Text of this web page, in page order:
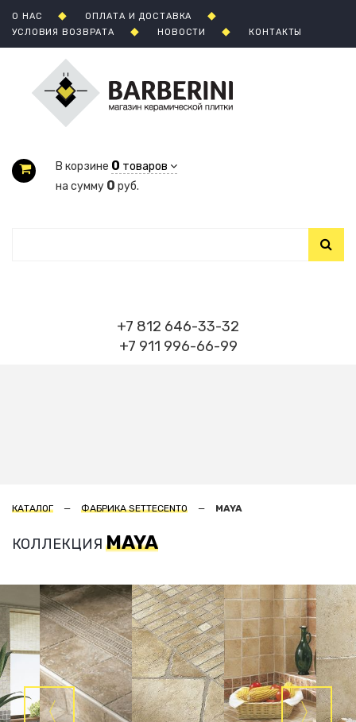
О НАС
ОПЛАТА И ДОСТАВКА
УСЛОВИЯ ВОЗВРАТА
НОВОСТИ КОНТАКТЫ
В корзине 0 товаров
на сумму 0 руб.
+7 812 646-33-32
+7 911 996-66-99
КАТАЛОГ ФАБРИКА SETTECENTO MAYA
КОЛЛЕКЦИЯ MAYA